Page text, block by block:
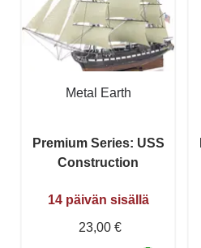
Metal Earth
Premium Series: USS
Construction
14 päivän sisällä
23,00 €